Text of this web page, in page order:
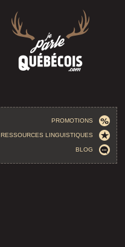
PROMOTIONS
RESSOURCES LINGUISTIQUES
BLOG